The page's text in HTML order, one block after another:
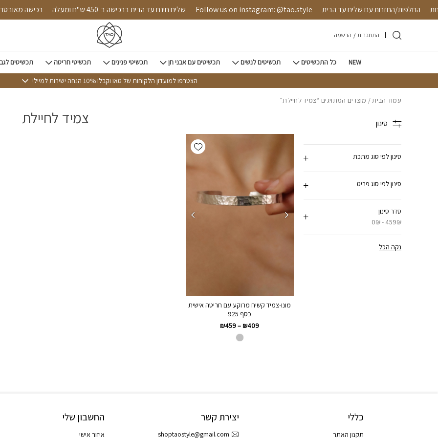
Skip to Contentהחלפות/החזרות עם שליח עד הבית Follow us on instagram: @tao.style שליח חינם עד הבית ברכישה ב-450 ש"ח ומעלה רכישה
התחברות / הרשמה
NEW כל התכשיטים תכשיטים לנשים תכשיטים עם אבני חן תכשיטי פנינים תכשיטי חריטה תכשיטים
הצטרפו למועדון הלקוחות של טאו וקבלו 10% הנחה ישירות למייל!
עמוד הבית/ מוצרים המתויגים “צמיד לחיילת”
צמיד לחיילת סינון
סינון לפי סוג מתכת
סינון לפי סוג פריט
סדר סינון
0₪ - 459₪
נקה הכל
Add wishlist
מונו-צמיד קשיח מרוקע עם חריטה אישית
כסף 925
₪409
–
₪459
כללי
תקנון האתר
החשבון שלי
איזור אישי
יצירת קשר
shoptaostyle@gmail.com
בחזרה למעלה